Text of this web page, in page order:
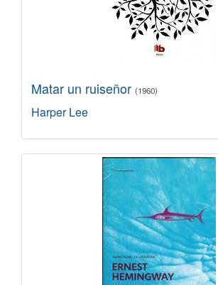
Matar un ruiseñor (1960)
Harper Lee